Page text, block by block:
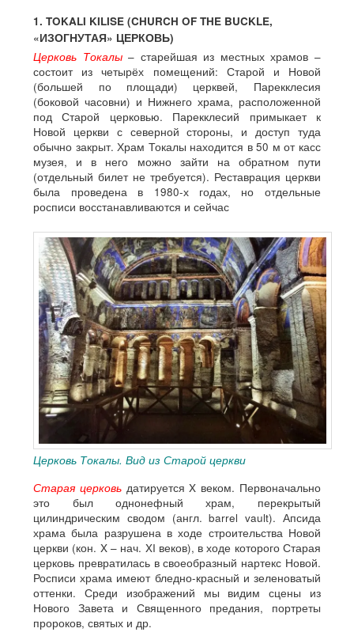
1. TOKALI KILISE (CHURCH OF THE BUCKLE,
«ИЗОГНУТАЯ» ЦЕРКОВЬ)
Церковь Токалы– старейшая из местных храмов –
состоит из четырёх помещений: Старой и Новой
(большей по площади) церквей, Парекклесия
(боковой часовни) и Нижнего храма, расположенной
под Старой церковью. Парекклесий примыкает к
Новой церкви с северной стороны, и доступ туда
обычно закрыт. Храм Токалы находится в 50 м от касс
музея, и в него можно зайти на обратном пути
(отдельный билет не требуется). Реставрация церкви
была проведена в 1980-х годах, но отдельные
росписи восстанавливаются и сейчас
Церковь Токалы. Вид из Старой церкви
Старая церковьдатируется X веком. Первоначально
это был однонефный храм, перекрытый
цилиндрическим сводом (англ. barrel vault). Апсида
храма была разрушена в ходе строительства Новой
церкви (кон. X – нач. XI веков), в ходе которого Старая
церковь превратилась в своеобразный нартекс Новой.
Росписи храма имеют бледно-красный и зеленоватый
оттенки. Среди изображений мы видим сцены из
Нового Завета и Священного предания, портреты
пророков, святых и др.